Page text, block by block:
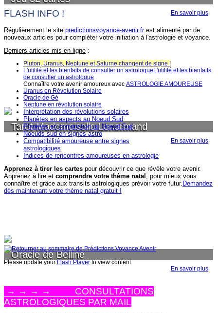
En savoir plus
Tarot Mademoiselle Lenormand
En savoir plus
Oracle de Belline
En savoir plus
FLASH INFO !
Régulièrement le site predictionsvoyance-avenir.frest alimenté par de
nouveaux articles pour compléter votre initiation à l'astrologie et voyance.
Derniers articles mis en ligne :
Pluton, Uranus, Neptune et Saturne changent de signe !
L'utilité et les bienfaits de consulter un astrologueL'utilité et les bienfaits
de consulter un astrologue
Connaître votre avenir amoureux avec ASTROLOGIE AMOUREUSE
Uranus en Révolution Solaire
Oracle de Gé
Neptune en révolution solaire
Interprétation des révolutions solaires
Planètes en aspects au Noeud Sud
Planètes en conjonction au Noeud Sud
Noeuds sud en signes astro
Compatibilité amoureuse entre signes
astrologiques
Indices de rencontres amoureuses en astrologie
Apprenez à tirer les cartes pour découvrir ce que révèle votre avenir.
Apprenez à lire et comprendre votre thème natal , pour mieux vous
connaître et grâce aux transits astrologiques prévoir votre futur. Demandez
dès maintenant votre thème natal gratuit !
Please update yourFlash Playerto view content.
→ → → → CONSULTATIONS
ASTROLOGIQUES PAR MAIL